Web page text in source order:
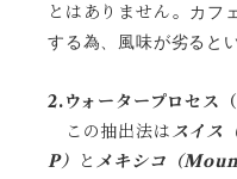
とはありません。 カフ
する為、風味が劣ると
2.ウォータープロセス（
この抽出法はスイ
P）
と メキシコ（